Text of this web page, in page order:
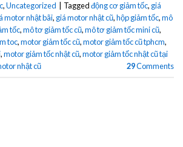
,Uncategorized Taggedđộng cơ giảm tốc, giá
motor nhật bãi, giá motor nhật cũ,hộp giảm tốc,mô
tốc,mô tơ giảm tốc cũ,mô tơ giảm tốc mini cũ,
toc,motor giảm tốc cũ,motor giảm tốc cũ tphcm,
,motor giảm tốc nhật cũ,motor giảm tốc nhật cũ tại
nhật cũ 29Comments